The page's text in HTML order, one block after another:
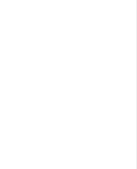
lựa chọn trên thị
nghĩa và các bước đặt
nhất.
Tứ quý 2 như ý!